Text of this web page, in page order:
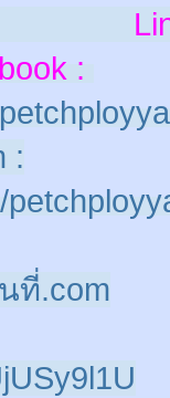
:
:
ที่.com